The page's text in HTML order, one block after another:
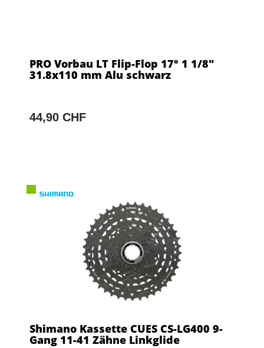
PRO Vorbau LT Flip-Flop 17° 1 1/8"
31.8x110 mm Alu schwarz
44,90 CHF
Shimano Kassette CUES CS-LG400 9-
Gang 11-41 Zähne Linkglide